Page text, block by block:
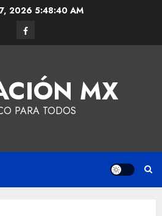
20265:48:41 AM
MX
PARA TODOS